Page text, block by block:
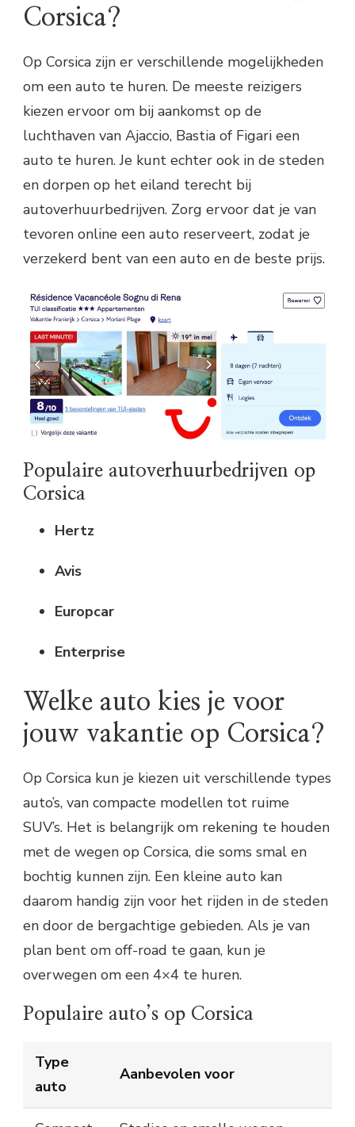
Corsica?
Op Corsica zijn er verschillende mogelijkheden
om een auto te huren. De meeste reizigers
kiezen ervoor om bij aankomst op de
luchthaven van Ajaccio, Bastia of Figari een
auto te huren. Je kunt echter ook in de steden
en dorpen op het eiland terecht bij
autoverhuurbedrijven. Zorg ervoor dat je van
tevoren online een auto reserveert, zodat je
verzekerd bent van een auto en de beste prijs.
Populaire autoverhuurbedrijven op
Corsica
Hertz
Avis
Europcar
Enterprise
Welke auto kies je voor
jouw vakantie op Corsica?
Op Corsica kun je kiezen uit verschillende types
auto’s, van compacte modellen tot ruime
SUV’s. Het is belangrijk om rekening te houden
met de wegen op Corsica, die soms smal en
bochtig kunnen zijn. Een kleine auto kan
daarom handig zijn voor het rijden in de steden
en door de bergachtige gebieden. Als je van
plan bent om off-road te gaan, kun je
overwegen om een 4×4 te huren.
Populaire auto’s op Corsica
Type
auto
Aanbevolen voor